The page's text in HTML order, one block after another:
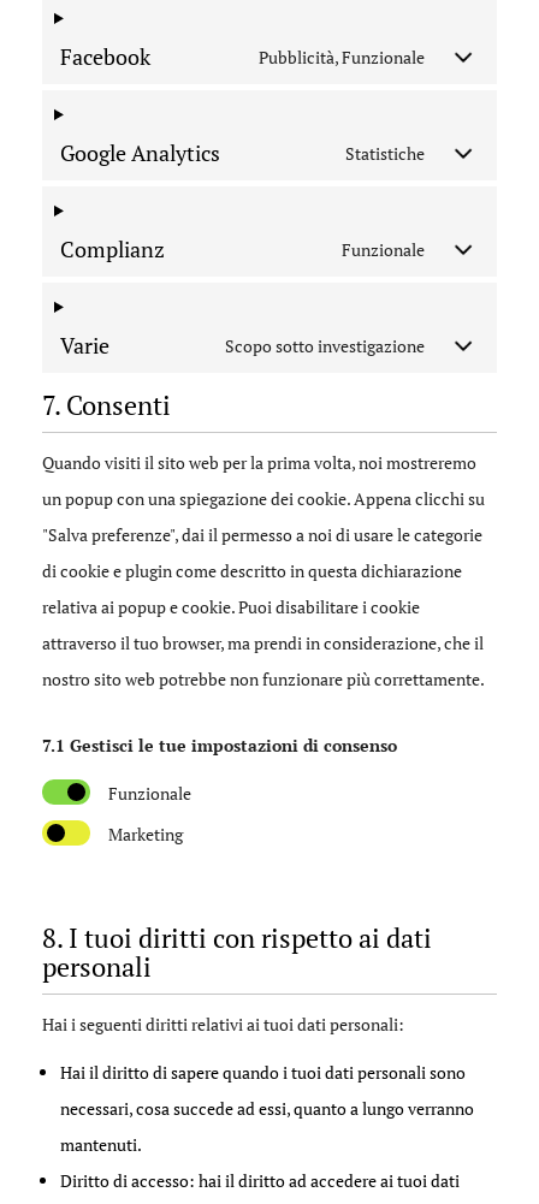
Facebook Pubblicità, Funzionale
Google Analytics Statistiche
Complianz Funzionale
Varie Scopo sotto investigazione
7. Consenti
Quando visiti il sito web per la prima volta, noi mostreremo
un popup con una spiegazione dei cookie. Appena clicchi su
"Salva preferenze", dai il permesso a noi di usare le categorie
di cookie e plugin come descritto in questa dichiarazione
relativa ai popup e cookie. Puoi disabilitare i cookie
attraverso il tuo browser, ma prendi in considerazione, che il
nostro sito web potrebbe non funzionare più correttamente.
7.1 Gestisci le tue impostazioni di consenso
Funzionale
Marketing
8. I tuoi diritti con rispetto ai dati
personali
Hai i seguenti diritti relativi ai tuoi dati personali:
Hai il diritto di sapere quando i tuoi dati personali sono
necessari, cosa succede ad essi, quanto a lungo verranno
mantenuti.
Diritto di accesso: hai il diritto ad accedere ai tuoi dati